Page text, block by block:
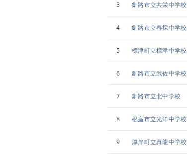
3 釧路市立共栄中学校
4 釧路市立春採中学校
5 標津町立標津中学校
6 釧路市立武佐中学校
7 釧路市立北中学校
8 根室市立光洋中学校
9 厚岸町立真龍中学校